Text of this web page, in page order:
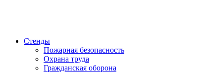
Стенды
Пожарная безопасность
Охрана труда
Гражданская оборона